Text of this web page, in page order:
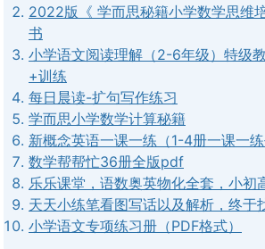
2022版《 学而思秘籍小学数学思维
书
小学语文阅读理解（2-6年级）特级
+训练
每日晨读-扩句写作练习
学而思小学数学计算秘籍
新概念英语一课一练（1-4册一课一练
数学帮帮忙36册全版pdf
乐乐课堂，语数奥英物化全套，小初
天天小练笔看图写话以及解析，终于
小学语文专项练习册（PDF格式）